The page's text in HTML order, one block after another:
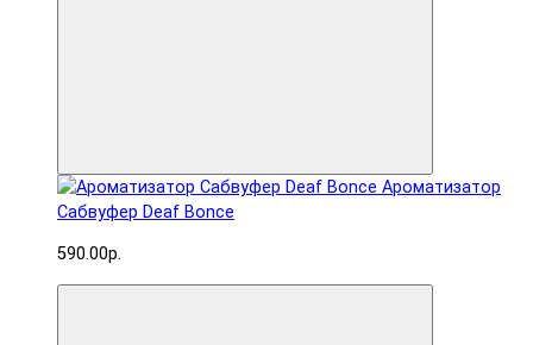
Ароматизатор
Сабвуфер Deaf Bonce
590.00р.